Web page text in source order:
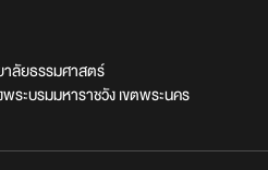
ลัยธรรมศาสตร์
ระบรมมหาราชวัง เขตพระนคร